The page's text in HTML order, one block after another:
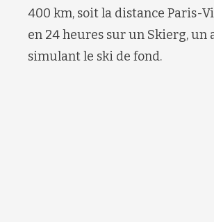
400 km, soit la distance Paris-
en 24 heures sur un Skierg, un
simulant le ski de fond.